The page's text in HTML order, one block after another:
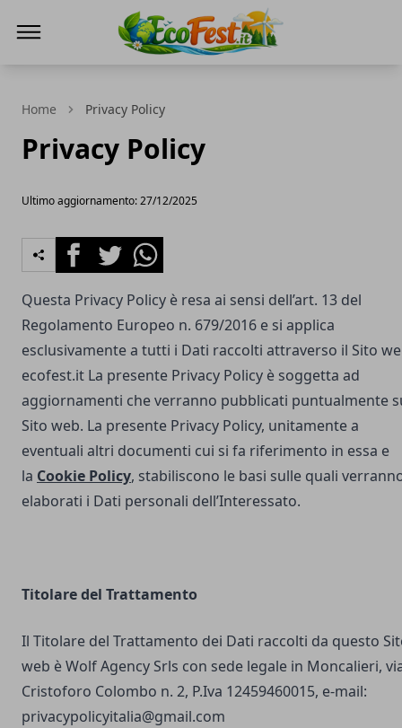
Home Privacy Policy
Privacy Policy
Ultimo aggiornamento: 27/12/2025
FacebookTwitterWhatsapp
Questa Privacy Policy è resa ai sensi dell’art. 13 del
Regolamento Europeo n. 679/2016 e si applica
esclusivamente a tutti i Dati raccolti attraverso il Sito
ecofest.it La presente Privacy Policy è soggetta ad
aggiornamenti che verranno pubblicati puntualmente
Sito web. La presente Privacy Policy, unitamente a
eventuali altri documenti cui si fa riferimento in essa e
la Cookie Policy, stabiliscono le basi sulle quali
elaborati i Dati personali dell’Interessato.
Titolare del Trattamento
Il Titolare del Trattamento dei Dati raccolti da questo
web è Wolf Agency Srls con sede legale in Moncalieri,
Cristoforo Colombo n. 2, P.Iva 12459460015, e-mail:
privacypolicyitalia@gmail.com